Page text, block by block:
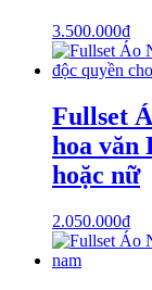
3.500.000₫
Fullset
hoa văn
hoặc nữ
2.050.000₫